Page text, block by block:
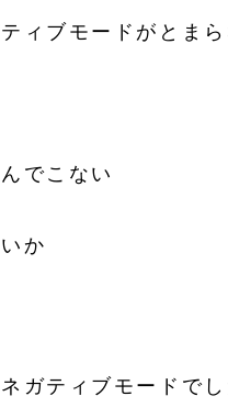
ィブモードがとまら
でこない
か
ガティブモードでし